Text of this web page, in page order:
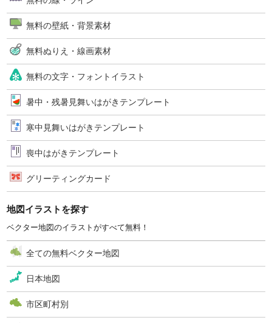
無料の壁紙・背景素材
無料ぬりえ・線画素材
無料の文字・フォントイラスト
暑中・残暑見舞いはがきテンプレート
寒中見舞いはがきテンプレート
喪中はがきテンプレート
グリーティングカード
地図イラストを探す
ベクター地図のイラストがすべて無料！
全ての無料ベクター地図
日本地図
市区町村別